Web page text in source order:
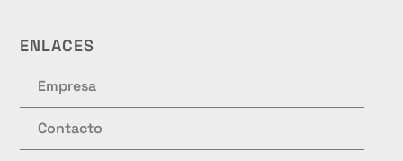
ENLACES
Empresa
Contacto